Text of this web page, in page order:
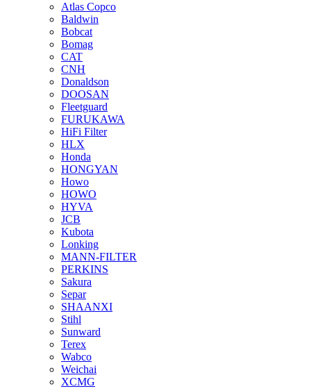
Atlas Copco
Baldwin
Bobcat
Bomag
CAT
CNH
Donaldson
DOOSAN
Fleetguard
FURUKAWA
HiFi Filter
HLX
Honda
HONGYAN
Howo
HOWO
HYVA
JCB
Kubota
Lonking
MANN-FILTER
PERKINS
Sakura
Separ
SHAANXI
Stihl
Sunward
Terex
Wabco
Weichai
XCMG